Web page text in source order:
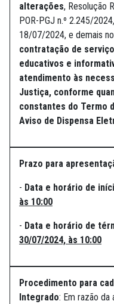
alterações, Resolução
POR-PGJ n.º 2.245/
18/07/2024, e demais
contratação de
educativos e
atendimento às
Justiça, conforme
constantes do Termo
Aviso de Dispensa
Prazo para
- Data e horário de
às 10:00
- Data e horário de
30/07/2024, às 10:00
Procedimento para
Integrado: Em razão da